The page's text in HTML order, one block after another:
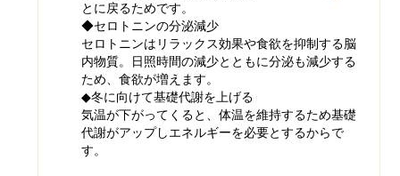
とに戻るためです。
◆セロトニンの分泌減少
セロトニンはリラックス効果や食欲を抑制する脳
内物質。日照時間の減少とともに分泌も減少する
ため、食欲が増えます。
◆冬に向けて基礎代謝を上げる
気温が下がってくると、体温を維持するため基礎
代謝がアップしエネルギーを必要とするからで
す。